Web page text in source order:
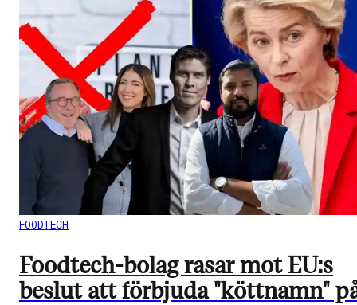
FOODTECH
Foodtech-bolag rasar mot EU:s
beslut att förbjuda "köttnamn"